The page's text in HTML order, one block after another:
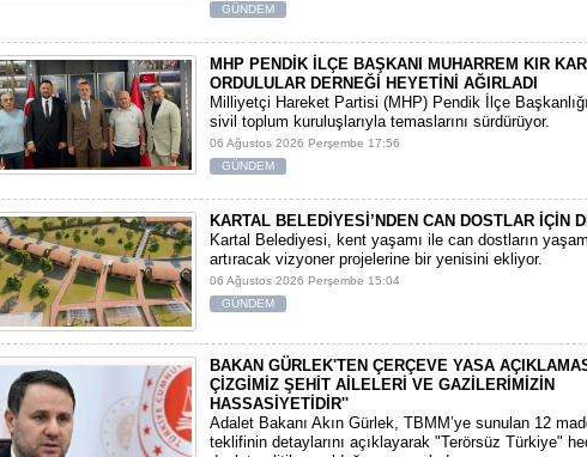
GÜNDEM
MHP PENDİK İLÇE BAŞKANI MUHARREM KIR
ORDULULAR DERNEĞİ HEYETİNİ AĞIRLADI
​Milliyetçi Hareket Partisi (MHP) Pendik İlçe
sivil toplum kuruluşlarıyla temaslarını sürdürüyor.
06 Ağustos 2026 Perşembe 17:56
GÜNDEM
KARTAL BELEDİYESİ’NDEN CAN DOSTLAR İÇİN
Kartal Belediyesi, kent yaşamı ile can dostların
artıracak vizyoner projelerine bir yenisini ekliyor.
06 Ağustos 2026 Perşembe 15:04
GÜNDEM
BAKAN GÜRLEK'TEN ÇERÇEVE YASA
ÇİZGİMİZ ŞEHİT AİLELERİ VE GAZİLERİMİZİN
HASSASİYETİDİR''
Adalet Bakanı Akın Gürlek, TBMM’ye sunulan 12
teklifinin detaylarını açıklayarak "Terörsüz Türkiye"